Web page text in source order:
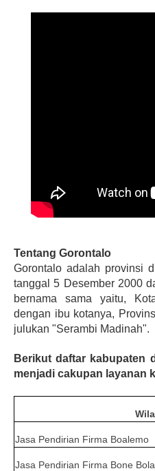
Tentang Gorontalo
Gorontalo adalah provinsi
tanggal 5 Desember 2000
bernama sama yaitu,
dengan ibu kotanya,
julukan "Serambi Madinah".
Berikut daftar kabupaten
menjadi cakupan layanan
Jasa Pendirian Firma Boalemo
Jasa Pendirian Firma Bone